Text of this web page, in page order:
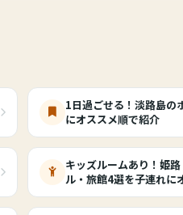
1日過ごせる！淡路島の
にオススメ順で紹介
キッズルームあり！姫
ル・旅館4選を子連れに